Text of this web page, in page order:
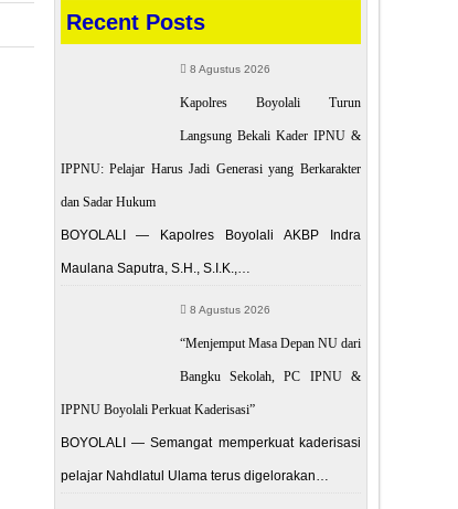
Recent Posts
8 Agustus 2026
Kapolres Boyolali Turun
Langsung Bekali Kader IPNU &
IPPNU: Pelajar Harus Jadi Generasi yang Berkarakter
dan Sadar Hukum
BOYOLALI — Kapolres Boyolali AKBP Indra
Maulana Saputra, S.H., S.I.K.,…
8 Agustus 2026
“Menjemput Masa Depan NU dari
Bangku Sekolah, PC IPNU &
IPPNU Boyolali Perkuat Kaderisasi”
BOYOLALI — Semangat memperkuat kaderisasi
pelajar Nahdlatul Ulama terus digelorakan…